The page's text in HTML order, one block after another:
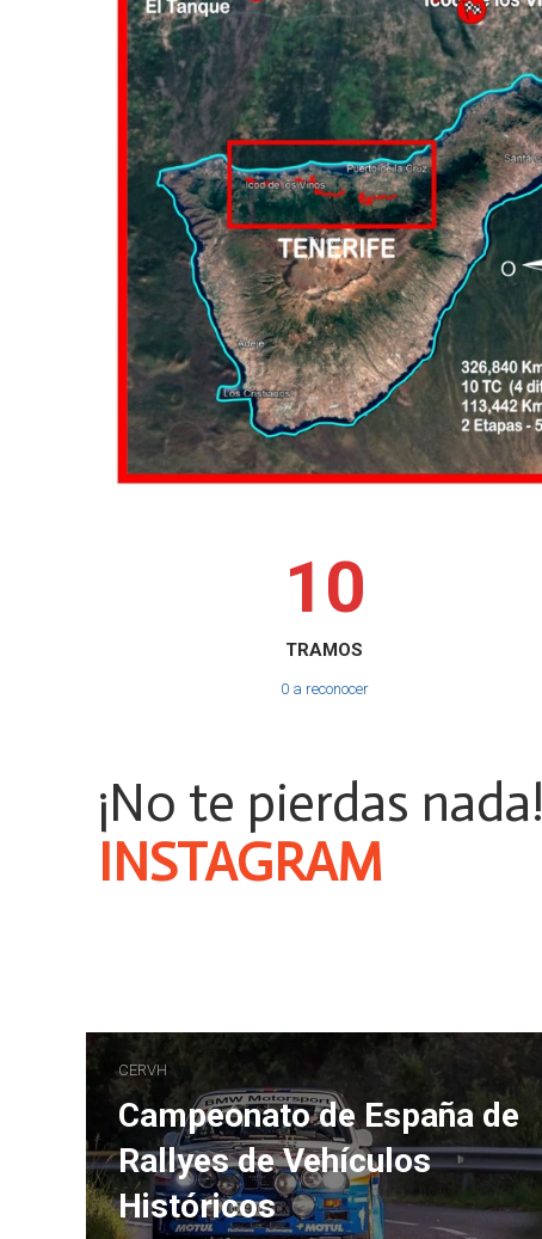
10
TRAMOS
0 a reconocer
¡No te pierdas nada!
TABLÓN
CERVH
Campeonato de España de
Rallyes de Vehículos
Históricos